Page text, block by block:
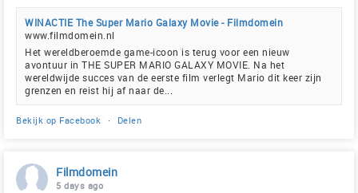
WINACTIE The Super Mario Galaxy Movie - Filmdomein
www.filmdomein.nl
Het wereldberoemde game-icoon is terug voor een nieuw
avontuur in THE SUPER MARIO GALAXY MOVIE. Na het
wereldwijde succes van de eerste film verlegt Mario dit keer zijn
grenzen en reist hij af naar de...
Bekijk op Facebook · Delen
Filmdomein
5 days ago